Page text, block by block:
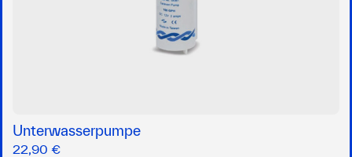
Unterwasserpumpe
22,90 €